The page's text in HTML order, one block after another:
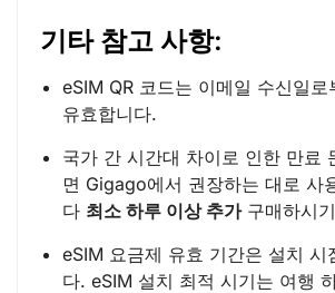
기타 참고 사항:
eSIM QR 코드는 이메일 수신일로
유효합니다.
국가 간 시간대 차이로 인한 만료
면 Gigago에서 권장하는 대로 사
다 최소 하루 이상 추가구매하시
eSIM 요금제 유효 기간은 설치 시
다. eSIM 설치 최적 시기는 여행